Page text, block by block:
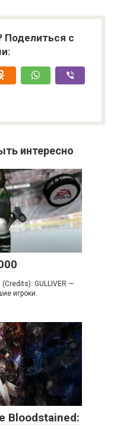
Поделиться с
интересно
GULLIVER —
игроки.
Bloodstained: